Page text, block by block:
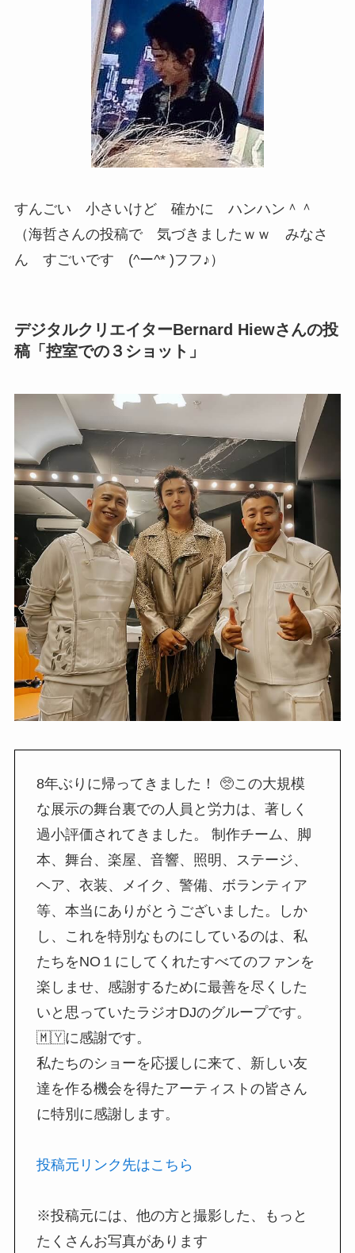
すんごい 小さいけど 確かに ハンハン＾＾
（海哲さんの投稿で 気づきましたｗｗ みなさ
ん すごいです (^ー^* )フフ♪）
デジタルクリエイターBernard Hiewさんの投
稿「控室での３ショット」
8年ぶりに帰ってきました！ 🥺この大規模
な展示の舞台裏での人員と労力は、著しく
過小評価されてきました。 制作チーム、脚
本、舞台、楽屋、音響、照明、ステージ、
ヘア、衣装、メイク、警備、ボランティア
等、本当にありがとうございました。しか
し、これを特別なものにしているのは、私
たちをNO１にしてくれたすべてのファンを
楽しませ、感謝するために最善を尽くした
いと思っていたラジオDJのグループです。
🇲🇾に感謝です。
私たちのショーを応援しに来て、新しい友
達を作る機会を得たアーティストの皆さん
に特別に感謝します。
投稿元リンク先はこちら
※投稿元には、他の方と撮影した、もっと
たくさんお写真があります